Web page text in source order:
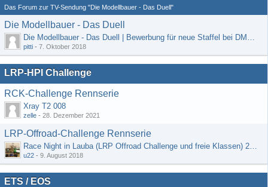
Das Forum zur TV-Sendung "Die Modellbauer - Das Duell"
Die Modellbauer - Das Duell
Die Modellbauer - Das Duell | Bewerbung für neue Staffel bei DMAX *Werbung*
pitti - 7. Oktober 2018
LRP-HPI Challenge
RCK-Challenge Rennserie
Xray T2 008
zelle - 28. Dezember 2021
LRP-Offroad-Challenge Rennserie
Race Night in Lauba (LRP Offroad Challenge und freie Klassen) 25/26.08
u22 - 9. August 2018
ETS / EOS